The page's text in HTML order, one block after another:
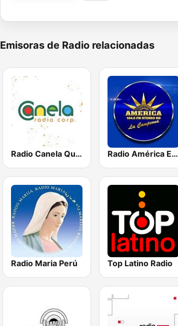
Emisoras de Radio relacionadas
Radio Canela Quito Radio América Estereo
Radio Maria Perú Top Latino Radio